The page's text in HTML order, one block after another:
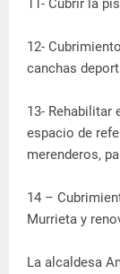
12-
canchas
13- Rehabilitar
espacio de
merenderos,
14 –
Murrieta y
La alcaldesa